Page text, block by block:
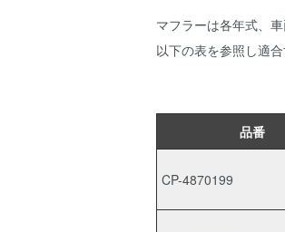
マフラーは各年式、
以下の表を参照し適
品番
CP-4870199